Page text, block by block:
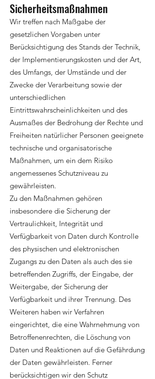
Sicherheitsmaßnahmen
Wir treffen nach Maßgabe der
gesetzlichen Vorgaben unter
Berücksichtigung des Stands der Technik,
der Implementierungskosten und der Art,
des Umfangs, der Umstände und der
Zwecke der Verarbeitung sowie der
unterschiedlichen
Eintrittswahrscheinlichkeiten und des
Ausmaßes der Bedrohung der Rechte und
Freiheiten natürlicher Personen geeignete
technische und organisatorische
Maßnahmen, um ein dem Risiko
angemessenes Schutzniveau zu
gewährleisten.
Zu den Maßnahmen gehören
insbesondere die Sicherung der
Vertraulichkeit, Integrität und
Verfügbarkeit von Daten durch Kontrolle
des physischen und elektronischen
Zugangs zu den Daten als auch des sie
betreffenden Zugriffs, der Eingabe, der
Weitergabe, der Sicherung der
Verfügbarkeit und ihrer Trennung. Des
Weiteren haben wir Verfahren
eingerichtet, die eine Wahrnehmung von
Betroffenenrechten, die Löschung von
Daten und Reaktionen auf die Gefährdung
der Daten gewährleisten. Ferner
berücksichtigen wir den Schutz